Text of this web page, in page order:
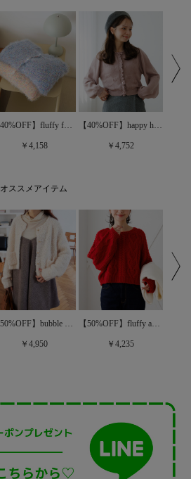
【40%OFF】fluffy fancy cardigan～ﾌﾗｯﾌｨｰﾌｧﾝｼｰｶｰﾃﾞｨｶﾞﾝ
￥4,158
【40%OFF】happy heart cardigan～ﾊｯﾋﾟｰﾊｰﾄｶｰﾃﾞｨｶﾞﾝ
￥4,752
オススメアイテム
【50%OFF】bubble knit cardigan2～ﾊﾞﾌﾞﾙﾆｯﾄｶｰﾃﾞｨｶﾞﾝ2
￥4,950
【50%OFF】fluffy aran knit～ﾌﾗｯﾌｨｰｱﾗﾝﾆｯﾄ
￥4,235